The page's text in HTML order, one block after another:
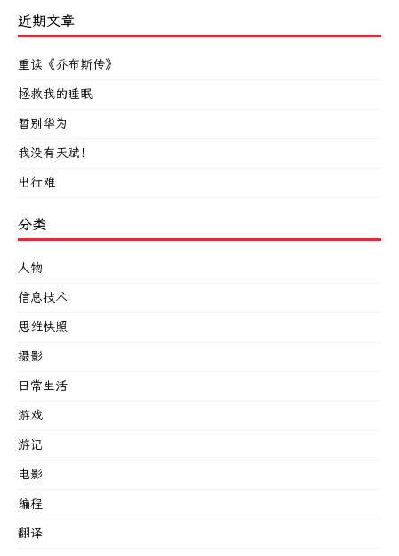
近期文章
重读《乔布斯传》
拯救我的睡眠
暂别华为
我没有天赋！
出行难
分类
人物
信息技术
思维快照
摄影
日常生活
游戏
游记
电影
编程
翻译